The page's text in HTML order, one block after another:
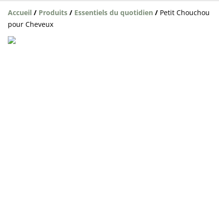
Accueil / Produits / Essentiels du quotidien / Petit Chouchou
pour Cheveux